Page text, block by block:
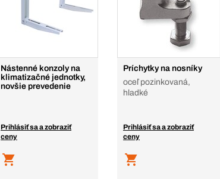
Nástenné konzoly na
klimatizačné jednotky,
novšie prevedenie
Prihlásiť sa a zobraziť
ceny
Príchytky na nosníky
oceľ pozinkovaná,
hladké
Prihlásiť sa a zobraziť
ceny